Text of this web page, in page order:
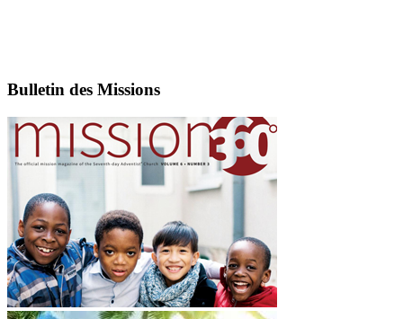
Bulletin des Missions